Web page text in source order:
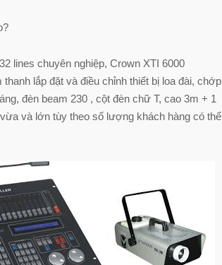
lines chuyên nghiệp, Crown XTI 6000
lắp đặt và điều chỉnh thiết bị loa đài, chớp
đèn beam 230 , cột đèn chữ T, cao 3m + 1
và lớn tùy theo số lượng khách hàng có thể